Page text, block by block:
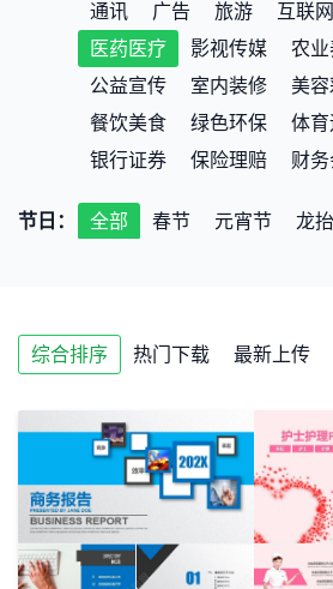
简历竞聘
创业融资
清新
电子相册
幼儿卡通
产
思维导图
聚会活动
通讯
广告 旅游 互联网
医药医疗
影视传媒
农业
公益宣传
室内装修
美
餐饮美食
绿色环保
体
银行证券
保险理赔 财
节日： 全部 春节 元宵节
龙
综合排序 热门下载 最新上传